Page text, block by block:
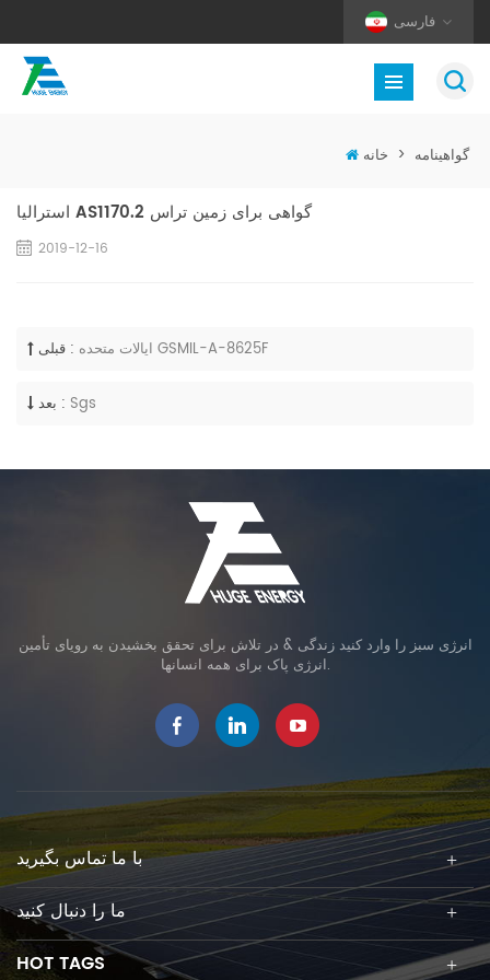
فارسی
خانه > گواهینامه
استرالیا AS1170.2 گواهی برای زمین تراس
2019-12-16
قبلی : ایالات متحده GSMIL-A-8625F
بعد : Sgs
انرژی سبز را وارد کنید زندگی & در تلاش برای تحقق بخشیدن به رویای تأمین
انرژی پاک برای همه انسانها.
با ما تماس بگیرید
ما را دنبال کنید
HOT TAGS